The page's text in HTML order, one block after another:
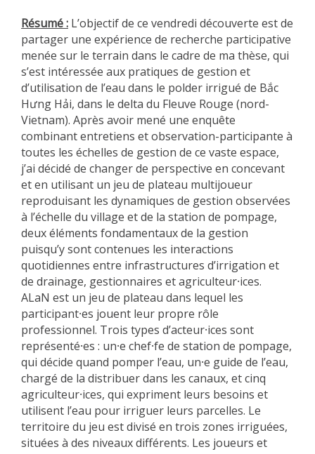
Résumé : L’objectif de ce vendredi découverte est de
partager une expérience de recherche participative
menée sur le terrain dans le cadre de ma thèse, qui
s’est intéressée aux pratiques de gestion et
d’utilisation de l’eau dans le polder irrigué de Bắc
Hưng Hải, dans le delta du Fleuve Rouge (nord-
Vietnam). Après avoir mené une enquête
combinant entretiens et observation-participante à
toutes les échelles de gestion de ce vaste espace,
j’ai décidé de changer de perspective en concevant
et en utilisant un jeu de plateau multijoueur
reproduisant les dynamiques de gestion observées
à l’échelle du village et de la station de pompage,
deux éléments fondamentaux de la gestion
puisqu’y sont contenues les interactions
quotidiennes entre infrastructures d’irrigation et
de drainage, gestionnaires et agriculteur⸱ices.
ALaN est un jeu de plateau dans lequel les
participant⸱es jouent leur propre rôle
professionnel. Trois types d’acteur⸱ices sont
représenté⸱es : un⸱e chef⸱fe de station de pompage,
qui décide quand pomper l’eau, un⸱e guide de l’eau,
chargé de la distribuer dans les canaux, et cinq
agriculteur⸱ices, qui expriment leurs besoins et
utilisent l’eau pour irriguer leurs parcelles. Le
territoire du jeu est divisé en trois zones irriguées,
situées à des niveaux différents. Les joueurs et